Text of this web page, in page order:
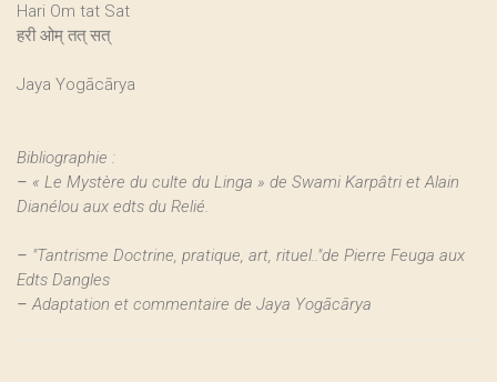
Hari Om tat Sat
हरी ओम् तत् सत्
Jaya Yogācārya
Bibliographie :
– « Le Mystère du culte du Linga » de Swami Karpâtri et Alain
Dianélou aux edts du Relié.
– "Tantrisme Doctrine, pratique, art, rituel.."de Pierre Feuga aux
Edts Dangles
– Adaptation et commentaire de Jaya Yogācārya